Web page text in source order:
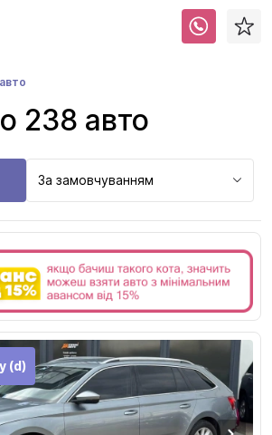
238 авто
За замовчуванням
(d)